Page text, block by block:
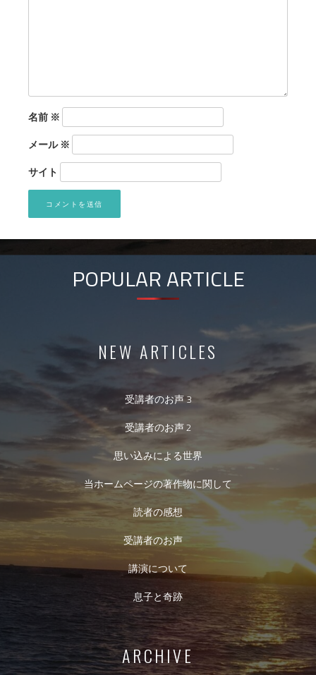
名前 ※
メール※
サイト
POPULAR ARTICLE
NEW ARTICLES
受講者のお声 3
受講者のお声 2
思い込みによる世界
当ホームページの著作物に関して
読者の感想
受講者のお声
講演について
息子と奇跡
ARCHIVE